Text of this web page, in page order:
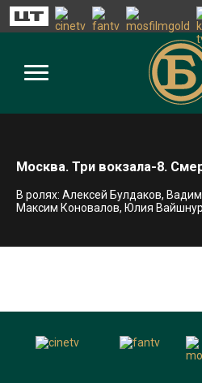
Москва. Три вокзала-8.
В ролях: Алексей Булдаков,
Максим Коновалов, Юлия